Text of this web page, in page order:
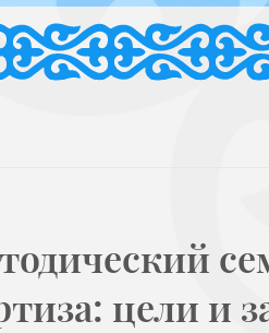
цели и